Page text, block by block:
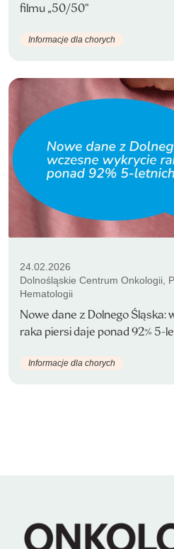
filmu „50/50”
Informacje dla chorych
24.02.2026
Dolnośląskie Centrum Onkologii,
Hematologii
Nowe dane z Dolnego Śląska:
raka piersi daje ponad 92% 5-
Informacje dla chorych